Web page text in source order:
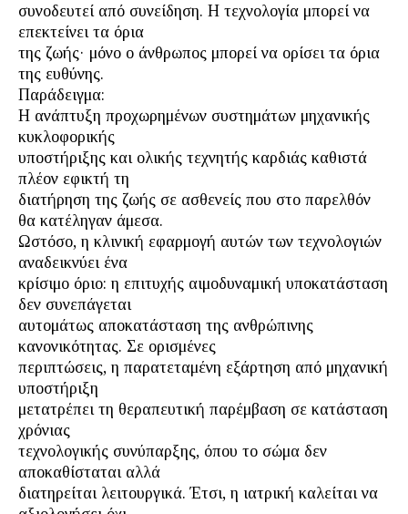
συνοδευτεί από συνείδηση. Η τεχνολογία μπορεί να
επεκτείνει τα όρια
της ζωής· μόνο ο άνθρωπος μπορεί να ορίσει τα όρια
της ευθύνης.
Παράδειγμα:
Η ανάπτυξη προχωρημένων συστημάτων μηχανικής
κυκλοφορικής
υποστήριξης και ολικής τεχνητής καρδιάς καθιστά
πλέον εφικτή τη
διατήρηση της ζωής σε ασθενείς που στο παρελθόν
θα κατέληγαν άμεσα.
Ωστόσο, η κλινική εφαρμογή αυτών των τεχνολογιών
αναδεικνύει ένα
κρίσιμο όριο: η επιτυχής αιμοδυναμική υποκατάσταση
δεν συνεπάγεται
αυτομάτως αποκατάσταση της ανθρώπινης
κανονικότητας. Σε ορισμένες
περιπτώσεις, η παρατεταμένη εξάρτηση από μηχανική
υποστήριξη
μετατρέπει τη θεραπευτική παρέμβαση σε κατάσταση
χρόνιας
τεχνολογικής συνύπαρξης, όπου το σώμα δεν
αποκαθίσταται αλλά
διατηρείται λειτουργικά. Έτσι, η ιατρική καλείται να